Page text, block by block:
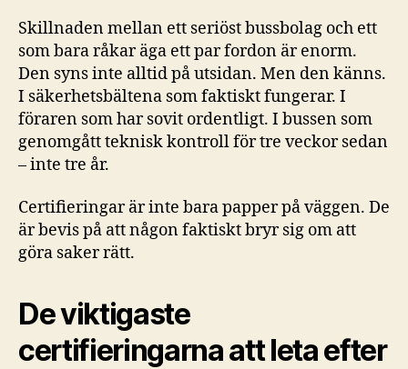
Skillnaden mellan ett seriöst bussbolag och ett
som bara råkar äga ett par fordon är enorm.
Den syns inte alltid på utsidan. Men den känns.
I säkerhetsbältena som faktiskt fungerar. I
föraren som har sovit ordentligt. I bussen som
genomgått teknisk kontroll för tre veckor sedan
– inte tre år.
Certifieringar är inte bara papper på väggen. De
är bevis på att någon faktiskt bryr sig om att
göra saker rätt.
De viktigaste
certifieringarna att leta efter